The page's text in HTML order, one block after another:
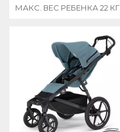
МАКС. ВЕС РЕБЕНКА 22 КГ.